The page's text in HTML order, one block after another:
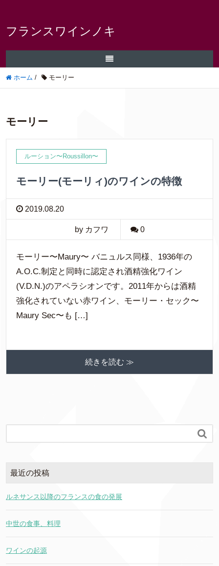
フランスワインノキ
ホーム / モーリー
モーリー
ルーション〜Roussillon〜
モーリー(モーリィ)のワインの特徴
2019.08.20
by カフワ 0
モーリー〜Maury〜 バニュルス同様、1936年の
A.O.C.制定と同時に認定され酒精強化ワイン
(V.D.N.)のアペラシオンです。2011年からは酒精
強化されていない赤ワイン、モーリー・セック〜
Maury Sec〜も […]
続きを読む ≫

最近の投稿
ルネサンス以降のフランスの食の発展
中世の食事、料理
ワインの起源